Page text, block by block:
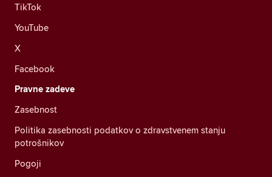
TikTok
YouTube
X
Facebook
Pravne zadeve
Zasebnost
Politika zasebnosti podatkov o zdravstvenem stanju
potrošnikov
Pogoji